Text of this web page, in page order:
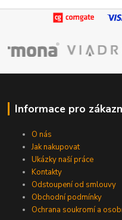
Informace pro
O nás
Jak nakupovat
Ukázky naší práce
Kontakty
Odstoupení od smlouvy
Obchodní podmínky
Ochrana soukromí a